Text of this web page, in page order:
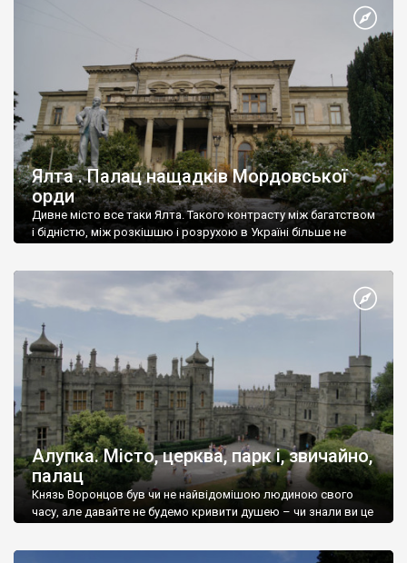
Ялта . Палац нащадків Мордовської
орди
Дивне місто все таки Ялта. Такого контрасту між багатством
і бідністю, між розкішшю і розрухою в Україні більше не
Алупка. Місто, церква, парк і, звичайно,
палац
Князь Воронцов був чи не найвідомішою людиною свого
часу, але давайте не будемо кривити душею – чи знали ви це